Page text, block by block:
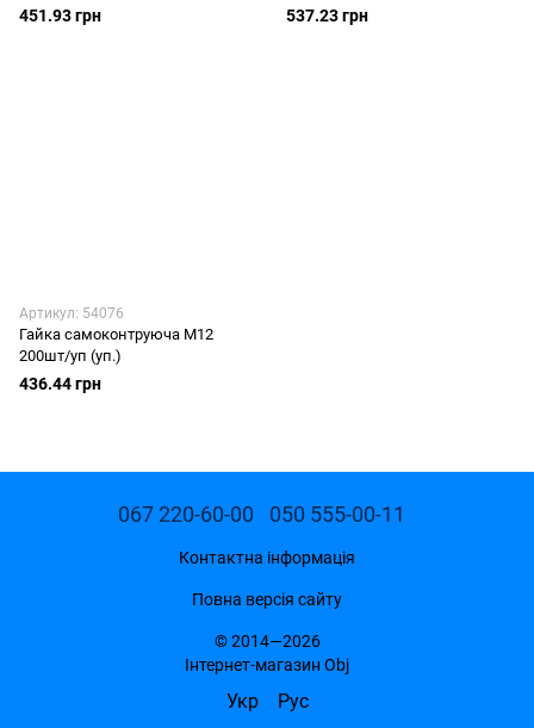
451.93 грн 537.23 грн
Артикул: 54076
Гайка самоконтруюча М12
200шт/уп (уп.)
436.44 грн
067 220-60-00 050 555-00-11
Контактна інформація
Повна версія сайту
© 2014—2026
Інтернет-магазин Obj
Укр Рус